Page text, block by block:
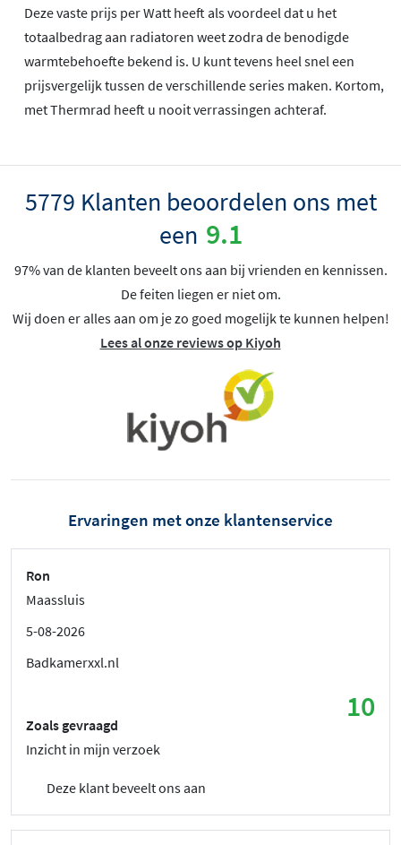
Deze vaste prijs per Watt heeft als voordeel dat u het
totaalbedrag aan radiatoren weet zodra de benodigde
warmtebehoefte bekend is. U kunt tevens heel snel een
prijsvergelijk tussen de verschillende series maken. Kortom,
met Thermrad heeft u nooit verrassingen achteraf.
5779 Klanten beoordelen ons met
een 9.1
97% van de klanten beveelt ons aan bij vrienden en kennissen.
De feiten liegen er niet om.
Wij doen er alles aan om je zo goed mogelijk te kunnen helpen!
Lees al onze reviews op Kiyoh
Ervaringen met onze klantenservice
Ron
Maassluis
5-08-2026
Badkamerxxl.nl
10
Zoals gevraagd
Inzicht in mijn verzoek
Deze klant beveelt ons aan